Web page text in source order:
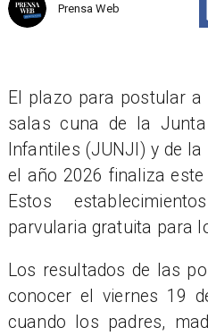
Prensa Web
El plazo para postular
salas cuna de la
Infantiles (JUNJI) y de
el año 2026 finaliza este
Estos
parvularia gratuita para
Los resultados de las
conocer el viernes 19
cuando los padres,